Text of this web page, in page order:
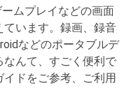
ムプレイなどの画面
います。録画、録音
などのポータブルデ
んて、すごく便利で
イドをご参考、ご利用